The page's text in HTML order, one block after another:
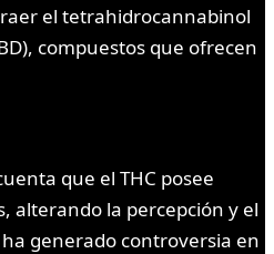
el tetrahidrocannabinol
compuestos que ofrecen
que el THC posee
alterando la percepción y el
generado controversia en